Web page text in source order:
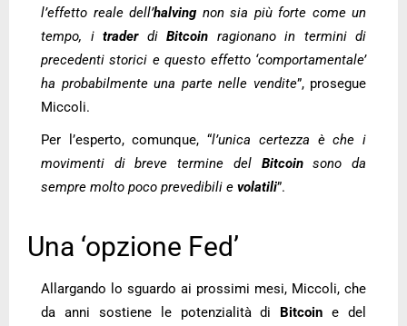
l’effetto reale dell’halving non sia più forte come un
tempo, i traderdi Bitcoin ragionano in termini di
precedenti storici e questo effetto ‘comportamentale’
ha probabilmente una parte nelle vendite”, prosegue
Miccoli.
Per l’esperto, comunque, “l’unica certezza è che i
movimenti di breve termine del Bitcoinsono da
sempre molto poco prevedibili e volatili”.
Una ‘opzione Fed’
Allargando lo sguardo ai prossimi mesi, Miccoli, che
da anni sostiene le potenzialità di Bitcoin e del